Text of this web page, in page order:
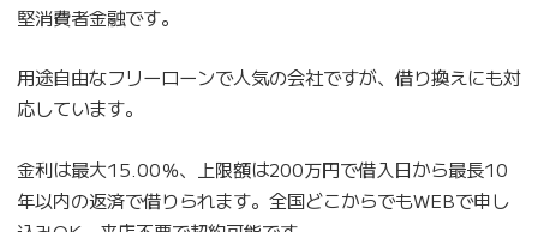
堅消費者金融です。
用途自由なフリーローンで人気の会社ですが、借り換えにも対
応しています。
金利は最大15.00％、上限額は200万円で借入日から最長10
年以内の返済で借りられます。全国どこからでもWEBで申し